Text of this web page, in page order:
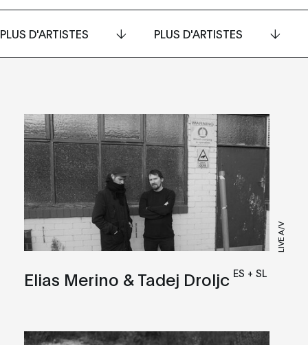
PLUS D'ARTISTES PLUS D'ARTISTES
LIVE A/V
Elias Merino & Tadej Droljc ES + SL